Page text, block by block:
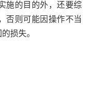
施的目的外，还要综
否则可能因操作不当
损失。